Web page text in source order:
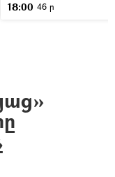
18:00 46 ր